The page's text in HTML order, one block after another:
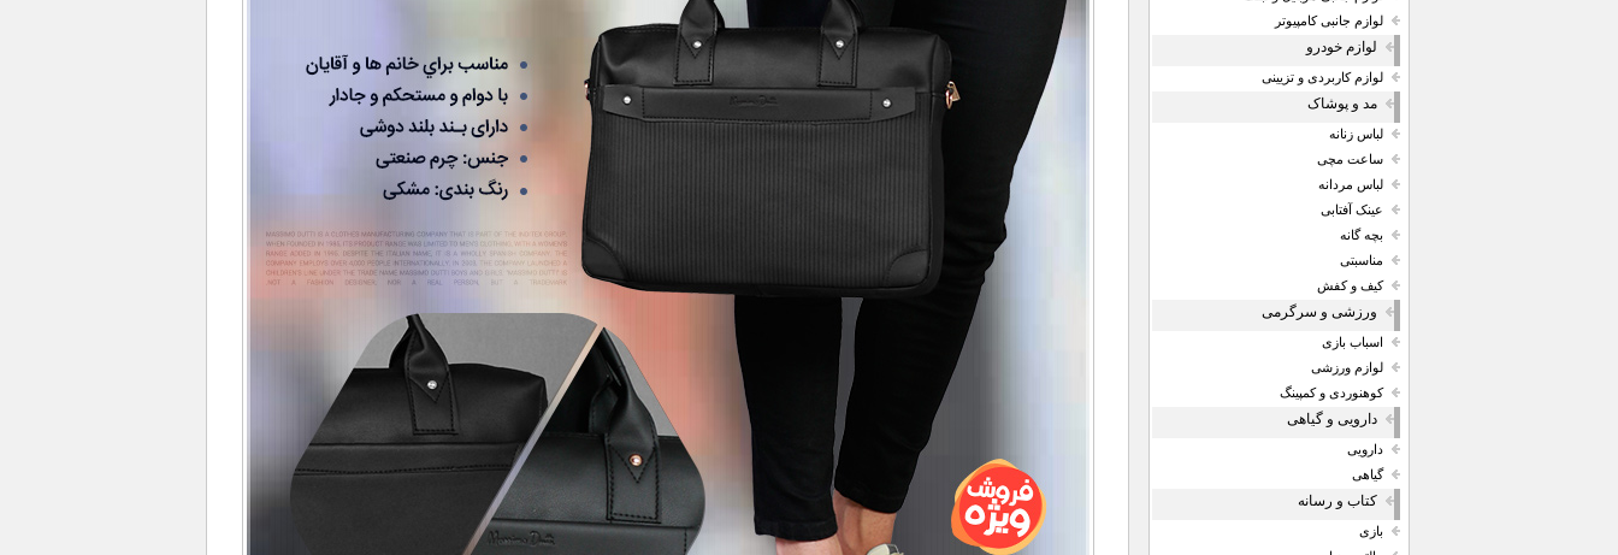
لوازم جانبی کامپیوتر
لوازم خودرو
لوازم کاربردی و تزیینی
مد و پوشاک
لباس زنانه
ساعت مچی
لباس مردانه
عینک آفتابی
بچه گانه
مناسبتی
کیف و کفش
ورزشی و سرگرمی
اسباب بازی
لوازم ورزشی
کوهنوردی و کمپینگ
دارویی و گیاهی
دارویی
گیاهی
کتاب و رسانه
بازی